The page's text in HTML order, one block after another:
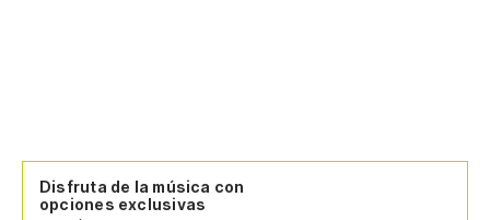
Disfruta de la música con
opciones exclusivas